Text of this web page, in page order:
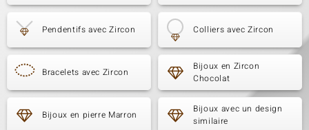
Pendentifs avec Zircon Colliers avec Zircon
Bracelets avec Zircon
Bijoux en Zircon
Chocolat
Bijoux en pierre Marron
Bijoux avec un design
similaire